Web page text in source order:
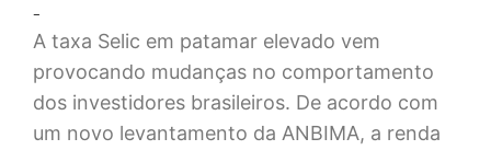
-
A taxa Selic em patamar elevado vem
provocando mudanças no comportamento
dos investidores brasileiros. De acordo com
um novo levantamento da ANBIMA, a renda